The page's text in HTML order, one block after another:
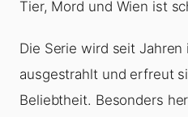
Tier, Mord und Wien ist
Die Serie wird seit
ausgestrahlt und erfreut
Beliebtheit. Besonders